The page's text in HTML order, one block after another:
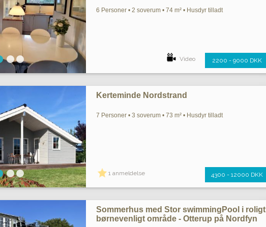
6 Personer • 2 soverum • 74 m² • Husdyr tilladt
Video 2200 - 9000 DKK
Kerteminde Nordstrand
7 Personer • 3 soverum • 73 m² • Husdyr tilladt
1 anmeldelse 4300 - 12000 DKK
Sommerhus med Stor swimmingPool i roligt
børnevenligt område - Otterup på Nordfyn